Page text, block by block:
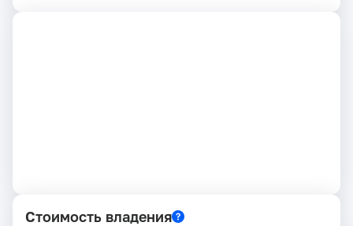
Стоимость владения